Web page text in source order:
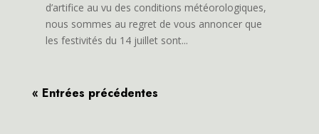
d’artifice au vu des conditions météorologiques,
nous sommes au regret de vous annoncer que
les festivités du 14 juillet sont...
« Entrées précédentes